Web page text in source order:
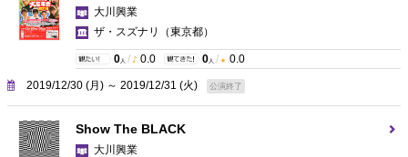
大川興業
ザ・スズナリ
（東京都）
0 人 / 0.0 0 人 / 0.0
2019/12/30 (月) ～ 2019/12/31 (火) 公演終了
Show The BLACK
大川興業